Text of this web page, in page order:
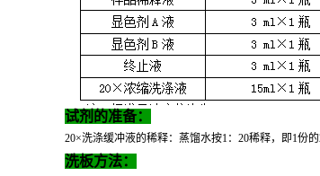
试剂的准备：
20×洗涤缓冲液的稀释：蒸馏水按1：20稀释，即1份
洗板方法：